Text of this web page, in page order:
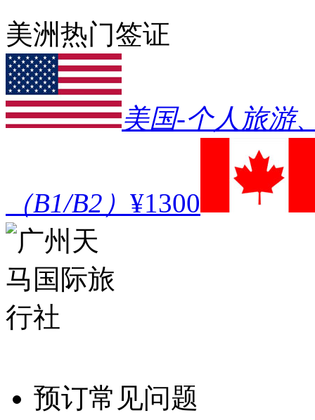
美洲热门签证
美国-个人旅游
（B1/B2） ¥1300
预订常见问题